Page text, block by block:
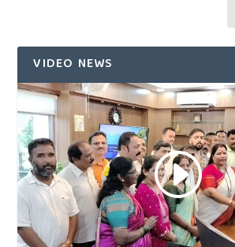
VIDEO NEWS